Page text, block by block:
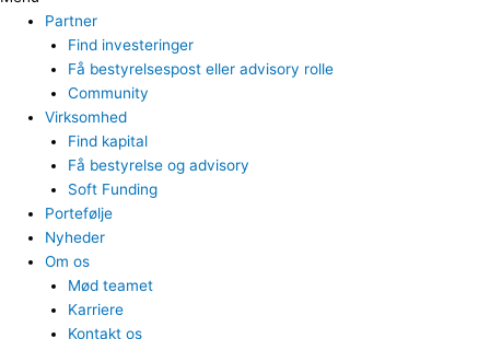
Partner
Find investeringer
Få bestyrelsespost eller advisory rolle
Community
Virksomhed
Find kapital
Få bestyrelse og advisory
Soft Funding
Portefølje
Nyheder
Om os
Mød teamet
Karriere
Kontakt os